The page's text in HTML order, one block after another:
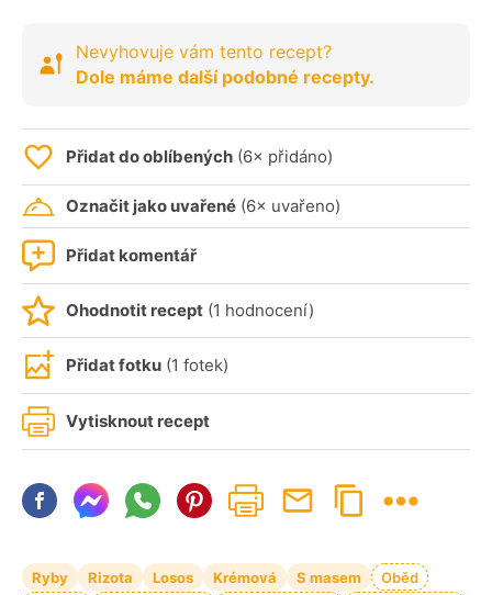
Nevyhovuje vám tento recept?
Dole máme další podobné recepty.
Přidat do oblíbených (6× přidáno)
Označit jako uvařené (6× uvařeno)
Přidat komentář
Ohodnotit recept (1 hodnocení)
Přidat fotku (1 fotek)
Vytisknout recept
Ryby Rizota Losos Krémová S masem
Oběd